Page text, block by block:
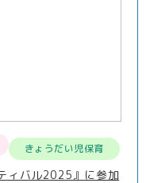
きょうだい児保育
ィバル2025』に参加